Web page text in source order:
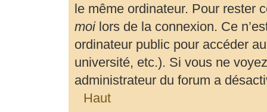
le même ordinateur. Pour rester
moilors de la connexion. Ce
ordinateur public pour accéder
université, etc.). Si vous ne
administrateur du forum a
Haut